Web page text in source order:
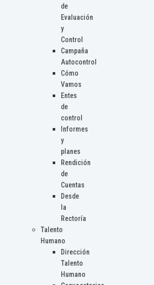
de
Evaluación
y
Control
Campaña
Autocontrol
Cómo
Vamos
Entes
de
control
Informes
y
planes
Rendición
de
Cuentas
Desde
la
Rectoría
Talento
Humano
Dirección
Talento
Humano